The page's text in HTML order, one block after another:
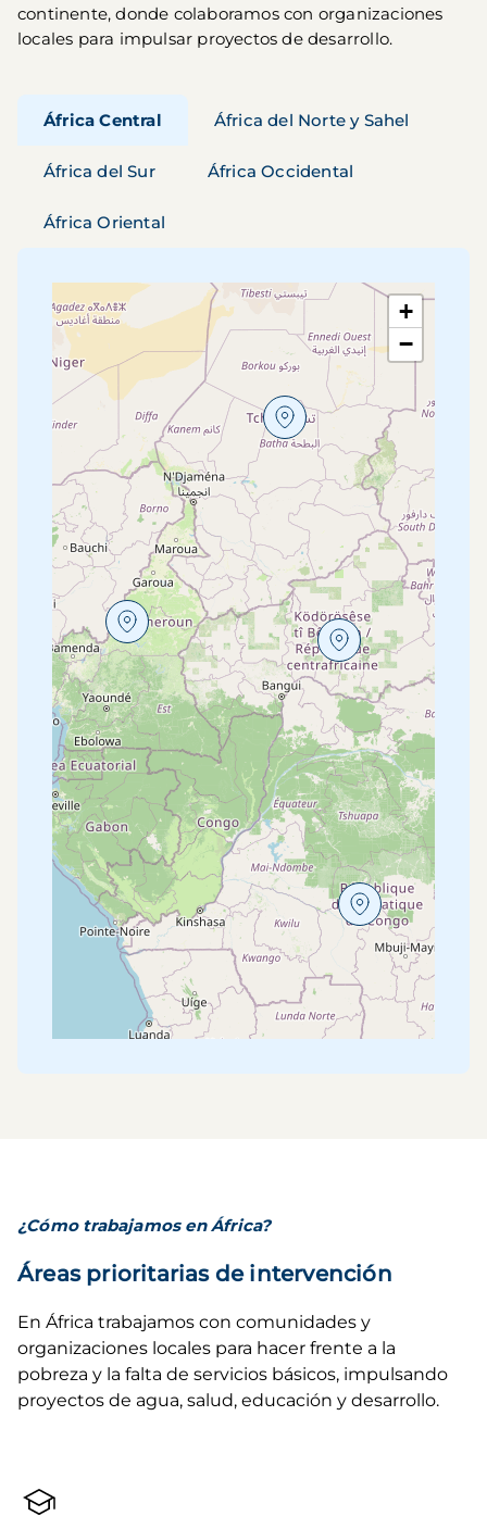
continente, donde colaboramos con organizaciones
locales para impulsar proyectos de desarrollo.
África Central África del Norte y Sahel
África del Sur África Occidental
África Oriental
+
−
¿Cómo trabajamos en África?
Áreas prioritarias de intervención
En África trabajamos con comunidades y
organizaciones locales para hacer frente a la
pobreza y la falta de servicios básicos, impulsando
proyectos de agua, salud, educación y desarrollo.